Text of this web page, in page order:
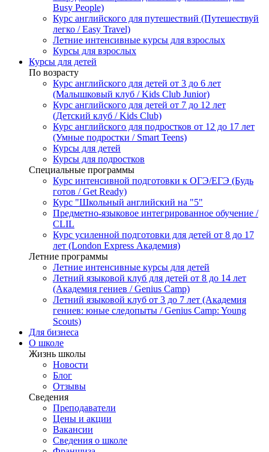
Busy People)
Курс английского для путешествий (Путешествуй
легко / Easy Travel)
Летние интенсивные курсы для взрослых
Курсы для взрослых
Курсы для детей
По возрасту
Курс английского для детей от 3 до 6 лет
(Малышковый клуб / Kids Club Junior)
Курс английского для детей от 7 до 12 лет
(Детский клуб / Kids Club)
Курс английского для подростков от 12 до 17 лет
(Умные подростки / Smart Teens)
Курсы для детей
Курсы для подростков
Специальные программы
Курс интенсивной подготовки к ОГЭ/ЕГЭ (Будь
готов / Get Ready)
Курс "Школьный английский на "5"
Предметно-языковое интегрированное обучение /
CLIL
Курс усиленной подготовки для детей от 8 до 17
лет (London Express Академия)
Летние программы
Летние интенсивные курсы для детей
Летний языковой клуб для детей от 8 до 14 лет
(Академия гениев / Genius Camp)
Летний языковой клуб от 3 до 7 лет (Академия
гениев: юные следопыты / Genius Camp: Young
Scouts)
Для бизнеса
О школе
Жизнь школы
Новости
Блог
Отзывы
Сведения
Преподаватели
Цены и акции
Вакансии
Сведения о школе